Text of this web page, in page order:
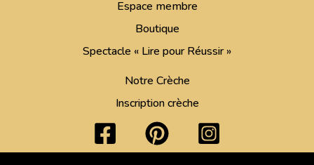
Espace membre
Boutique
Spectacle « Lire pour Réussir »
Notre Crèche
Inscription crèche